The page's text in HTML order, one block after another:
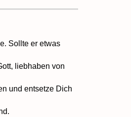
Sollte er etwas
liebhaben von
und entsetze Dich